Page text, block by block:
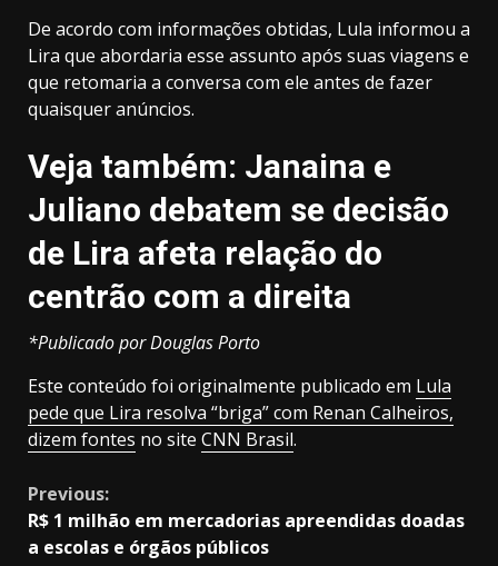
De acordo com informações obtidas, Lula informou a
Lira que abordaria esse assunto após suas viagens e
que retomaria a conversa com ele antes de fazer
quaisquer anúncios.
Veja também: Janaina e
Juliano debatem se decisão
de Lira afeta relação do
centrão com a direita
*Publicado por Douglas Porto
Este conteúdo foi originalmente publicado em Lula
pede que Lira resolva “briga” com Renan Calheiros,
dizem fontes no site CNN Brasil.
Continue
Reading
Previous:
R$ 1 milhão em mercadorias apreendidas doadas
a escolas e órgãos públicos